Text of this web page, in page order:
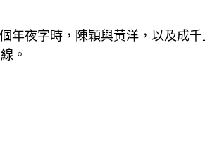
年夜字時，陳穎與黃洋，以及成
。